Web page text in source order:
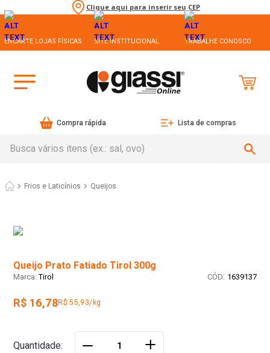
Clique aqui para inserir seu CEP
ENCARTE LOJAS FÍSICAS SITE INSTITUCIONAL TRABALHE CONOSCO
Compra rápida Lista de compras
Frios e Laticínios Queijos
Queijo Prato Fatiado Tirol 300g
Tirol : 1639137
R$ 16,78R$ 55,93/kg
Quantidade ＋